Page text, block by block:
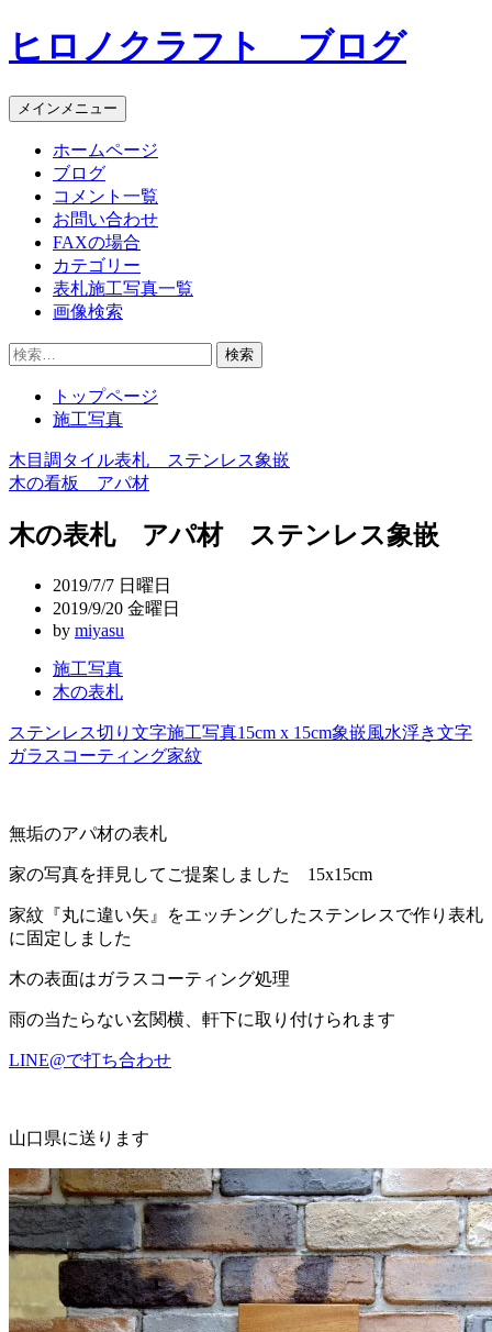
コ
ン
ン
ツ
ヒロノクラフト ブログ
メインメニュー
ホームページ
ブログ
コメント一覧
お問い合わせ
FAXの場合
カテゴリー
表札施工写真一覧
画像検索
検
トップページ
施工写真
投
稿
ナ
ン
木目調タイル表札 ステンレス象嵌
木の看板 アパ材
木の表札 アパ材 ステンレス象嵌
2019/7/7 日曜日
2019/9/20 金曜日
by miyasu
施工写真
木の表札
ステンレス切り文字施工写真15cm x 15cm象嵌風水浮き文字
ガラスコーティング家紋
無垢のアパ材の表札
家の写真を拝見してご提案しました 15x15cm
家紋『丸に違い矢』をエッチングしたステンレスで作り表札
に固定しました
木の表面はガラスコーティング処理
雨の当たらない玄関横、軒下に取り付けられます
LINE@で打ち合わせ
山口県に送ります